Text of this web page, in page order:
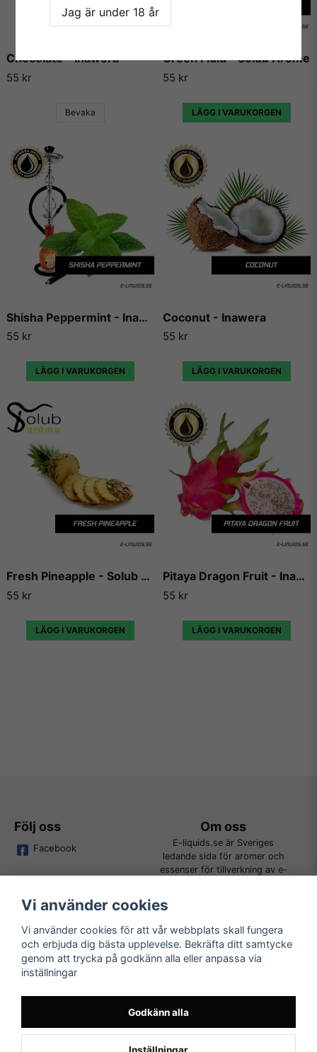
Chocolate - Inawera
55 kr
Bevaka
Green Fluid - Solub Arome
55 kr
LÄGG I VARUKORGEN
Shisha Peppermint - Inawera
55 kr
LÄGG I VARUKORGEN
Coconut - Inawera
55 kr
LÄGG I VARUKORGEN
Fresh Pineapple - Solub Arome
55 kr
LÄGG I VARUKORGEN
Pitaya Dragon Fruit - Inawera
55 kr
LÄGG I VARUKORGEN
- Animaliska produkter
hemsida
Vi på E-liquids.se är stolta över att vara återförsäljare av
Capella Flavors och kunna erbjuda våra kunder några av de
absolut mest köpta och framförallt godaste aromerna och
essenserna som finns på marknaden.
Capella Flavors har gjort sig kända över hela världen för sina
aromer och essenser och används idag både till matlagning,
bakning och till e-juicer för e-cigaretter. Aromerna beskrivs
av många som det bästa på marknaden för att det smakar
mycket, utan att smaka kemikaliskt.
Ofta beskrivs Capellas smaker som betydligt mer fylliga i
smaken än sina konkurrenters aromer och essenser, och har
och hela e-cigaretts marknaden.
Vi på E-liquids kan inte annat än att hålla med alla som ger
levererar varje gång de skapar en ny arom och essens, och
sällan gör någon besviken.
Vill du ha tips på blandningar och recept som du kan
använda dessa aromer till, så finns det en hel uppsjö av
hemsidor som enbart har dedikerat sig till att låta användare
lägga ut sina egna e-juice recept. Vi väljer dock att inte länka
vidare till några sådana recept då vi inte vill rekommendera
något recept på en e-juice vi själva inte har kunnat testa.
Jag är under 18 år
Följ oss
Facebook
Om oss
E-liquids.se är Sveriges
ledande sida för aromer och
essenser för tillverkning av e-
Kundtjänst
Tveka inte att kontakta oss på
order@e-liquids.se om du har
några frågor, funderingar eller
önskemål om produkter!
Läs mer
FAQ
Vi använder cookies
Vi använder cookies för att vår webbplats skall fungera
och erbjuda dig bästa upplevelse. Bekräfta ditt samtycke
genom att trycka på godkänn alla eller anpassa via
inställningar
Godkänn alla